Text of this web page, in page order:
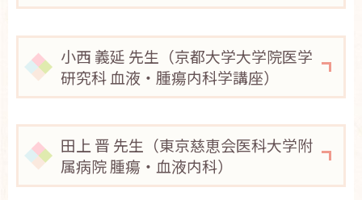
会員ページ
お問い合わせ
English
小西 義延 先生（京都大学大学院医学
研究科 血液・腫瘍内科学講座）
田上 晋 先生（東京慈恵会医科大学附
属病院 腫瘍・血液内科）